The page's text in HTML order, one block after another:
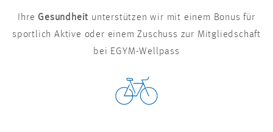
Ihre Gesundheit unterstützen wir mit einem Bonus für
sportlich Aktive oder einem Zuschuss zur Mitgliedschaft
bei EGYM-Wellpass